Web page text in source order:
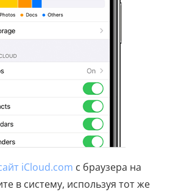
iCloud.com с браузера на
в систему, используя тот же